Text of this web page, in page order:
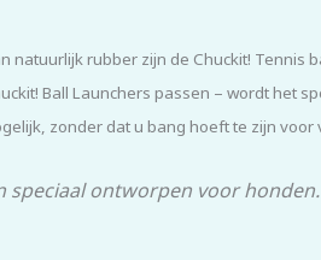
natuurlijk rubber zijn de Chuckit!
Ball Launchers passen – wordt het
zonder dat u bang hoeft te zijn voor
speciaal ontworpen voor honden.